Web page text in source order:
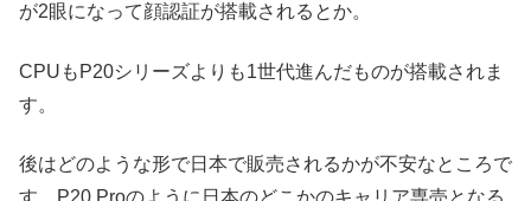
が2眼になって顔認証が搭載されるとか。
CPUもP20シリーズよりも1世代進んだものが搭載されま
す。
後はどのような形で日本で販売されるかが不安なところで
す。P20 Proのように日本のどこかのキャリア専売となる